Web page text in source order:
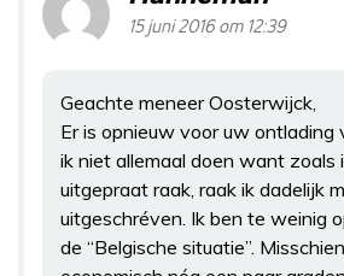
15 juni 2016 om 12:39
Geachte meneer Oosterwijck,
Er is opnieuw voor uw ontlading
ik niet allemaal doen want zoals
uitgepraat raak, raak ik dadelijk
uitgeschréven. Ik ben te weinig
de “Belgische situatie”.